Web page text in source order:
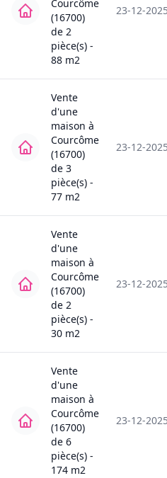
Courcôme
(16700)
de 2
pièce(s) -
88 m2
23-12-2025
Vente
d'une
maison à
Courcôme
(16700)
de 3
pièce(s) -
77 m2
23-12-2025
Vente
d'une
maison à
Courcôme
(16700)
de 2
pièce(s) -
30 m2
23-12-2025
Vente
d'une
maison à
Courcôme
(16700)
de 6
pièce(s) -
174 m2
23-12-2025